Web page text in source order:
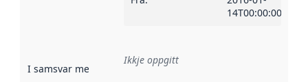
14T00:00:00Z
I samsvar med Referanse til ei implementeringsregel eller
Ikkje oppgitt